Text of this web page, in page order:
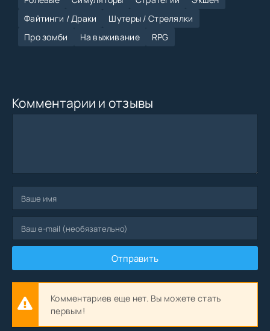
Файтинги / Драки
Шутеры / Стрелялки
Про зомби
На выживание RPG
Комментарии и отзывы
Отправить
Комментариев еще нет. Вы можете стать
первым!